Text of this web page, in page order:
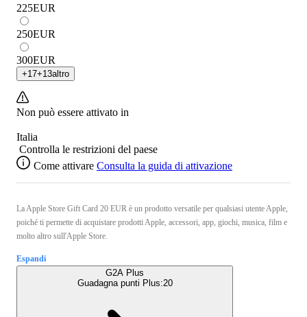
225EUR
250EUR
300EUR
+17+13altro
Non può essere attivato in
Italia
Controlla le restrizioni del paese
Come attivare Consulta la guida di attivazione
La Apple Store Gift Card 20 EUR è un prodotto versatile per qualsiasi utente Apple,
poiché ti permette di acquistare prodotti Apple, accessori, app, giochi, musica, film e
molto altro sull'Apple Store.
Espandi
G2A Plus
Guadagna punti Plus:20